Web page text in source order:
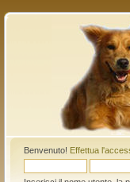
Benvenuto! Effettua